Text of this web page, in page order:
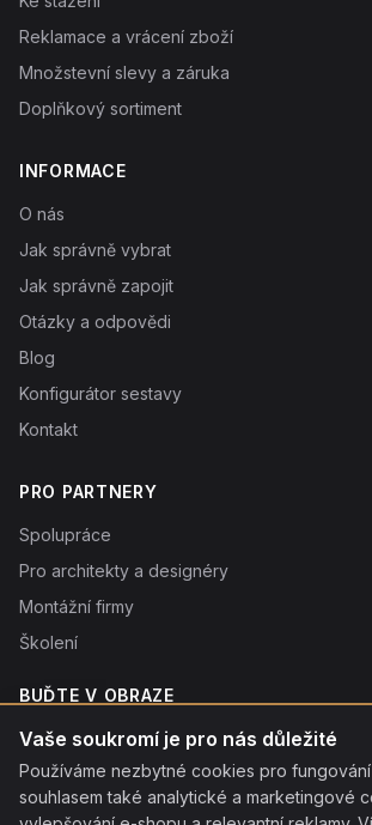
Reklamace a vrácení zboží
Množstevní slevy a záruka
Doplňkový sortiment
INFORMACE
O nás
Jak správně vybrat
Jak správně zapojit
Otázky a odpovědi
Blog
Konfigurátor sestavy
Kontakt
PRO PARTNERY
Spolupráce
Pro architekty a designéry
Montážní firmy
Školení
BUĎTE V OBRAZE
Novinky o produktech, tipy a slevy. Typicky 1×
Odebráním souhlasíte sezpracováním osobních údajů.
Vaše soukromí je pro nás důležité
Používáme nezbytné cookies pro fungování
souhlasem také analytické a marketingové